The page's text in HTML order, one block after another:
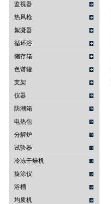
监视器
热风枪
絮凝器
循环浴
储存箱
色谱罐
支架
仪器
防潮箱
电热包
分解炉
试验器
冷冻干燥机
旋涂仪
浴槽
均质机